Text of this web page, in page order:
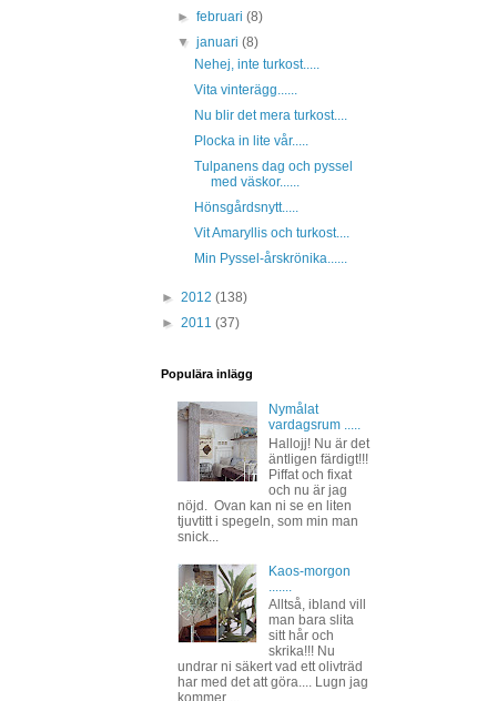
►februari(8)
▼januari(8)
Nehej, inte turkost.....
Vita vinterägg......
Nu blir det mera turkost....
Plocka in lite vår.....
Tulpanens dag och pyssel
med väskor......
Hönsgårdsnytt.....
Vit Amaryllis och turkost....
Min Pyssel-årskrönika......
► 2012 (138)
► 2011 (37)
Populära inlägg
Nymålat
vardagsrum .....
Hallojj! Nu är det
äntligen färdigt!!!
Piffat och fixat
och nu är jag
nöjd. Ovan kan ni se en liten
tjuvtitt i spegeln, som min man
snick...
Kaos-morgon
Alltså, ibland vill
man bara slita
sitt hår och
skrika!!! Nu
undrar ni säkert vad ett olivträd
har med det att göra.... Lugn jag
kommer ...